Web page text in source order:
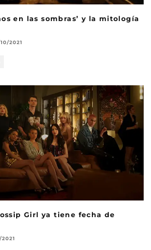
en las sombras’ y la mitología
2021
Girl ya tiene fecha de